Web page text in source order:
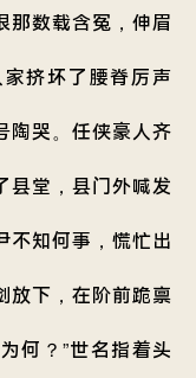
那数载含冤，伸眉
挤坏了腰脊厉声
陶哭。任侠豪人齐
县堂，县门外喊发
不知何事，慌忙出
放下，在阶前跪禀
何？”世名指着头